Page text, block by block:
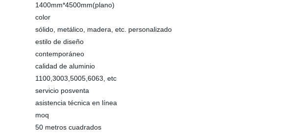
1400mm*4500mm(plano)
color
sólido, metálico, madera, etc. personalizado
estilo de diseño
contemporáneo
calidad de aluminio
1100,3003,5005,6063, etc
servicio posventa
asistencia técnica en línea
moq
50 metros cuadrados